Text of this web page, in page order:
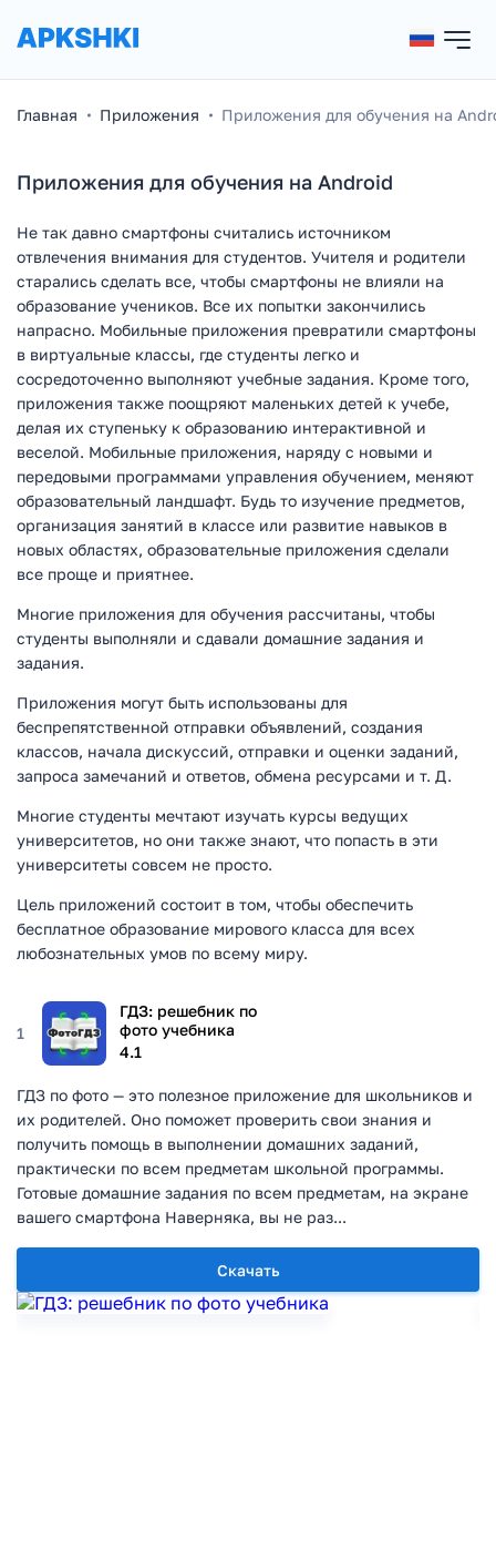
Главная Приложения Приложения для обучения на
Приложения для обучения на Android
Не так давно смартфоны считались источником
отвлечения внимания для студентов. Учителя и родители
старались сделать все, чтобы смартфоны не влияли на
образование учеников. Все их попытки закончились
напрасно. Мобильные приложения превратили смартфоны
в виртуальные классы, где студенты легко и
сосредоточенно выполняют учебные задания. Кроме того,
приложения также поощряют маленьких детей к учебе,
делая их ступеньку к образованию интерактивной и
веселой. Мобильные приложения, наряду с новыми и
передовыми программами управления обучением, меняют
образовательный ландшафт. Будь то изучение предметов,
организация занятий в классе или развитие навыков в
новых областях, образовательные приложения сделали
все проще и приятнее.
Многие приложения для обучения рассчитаны, чтобы
студенты выполняли и сдавали домашние задания и
задания.
Приложения могут быть использованы для
беспрепятственной отправки объявлений, создания
классов, начала дискуссий, отправки и оценки заданий,
запроса замечаний и ответов, обмена ресурсами и т. Д.
Многие студенты мечтают изучать курсы ведущих
университетов, но они также знают, что попасть в эти
университеты совсем не просто.
Цель приложений состоит в том, чтобы обеспечить
бесплатное образование мирового класса для всех
любознательных умов по всему миру.
1
ГДЗ: решебник по
фото учебника
4.1
Скачать
ГДЗ по фото — это полезное приложение для школьников и
их родителей. Оно поможет проверить свои знания и
получить помощь в выполнении домашних заданий,
практически по всем предметам школьной программы.
Готовые домашние задания по всем предметам, на экране
вашего смартфона Наверняка, вы не раз...